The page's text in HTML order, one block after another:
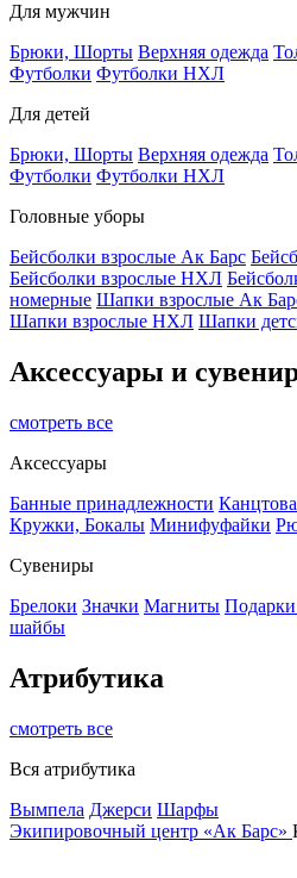
Для мужчин
Брюки, Шорты Верхняя одежда
Футболки Футболки НХЛ
Для детей
Брюки, Шорты Верхняя одежда
Футболки Футболки НХЛ
Головные уборы
Бейсболки взрослые Ак Барс
Бейсболки взрослые НХЛ
номерные Шапки взрослые Ак
Шапки взрослые НХЛ Шапки
Аксессуары и
смотреть все
Аксессуары
Банные принадлежности
Кружки, Бокалы Минифуфайки
Сувениры
Брелоки Значки Магниты
шайбы
Атрибутика
смотреть все
Вся атрибутика
Вымпела Джерси Шарфы
Экипировочный центр «Ак Барс»